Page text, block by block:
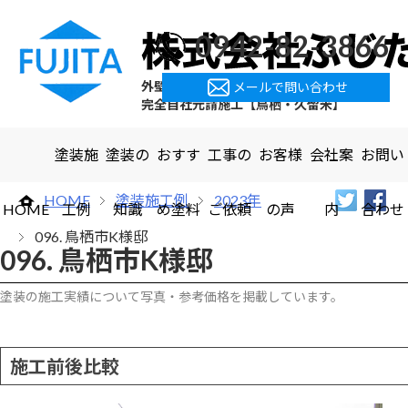
外壁塗装・屋根塗装・屋上防水
完全自社元請施工【鳥栖・久留米】
0942-82-3866
メールで問い合わせ
HOME
塗装施
工例
塗装の
知識
おすす
め塗料
工事の
ご依頼
お客様
の声
会社案
内
お問い
合わせ
HOME 塗装施工例 2023年
096. 鳥栖市K様邸
096. 鳥栖市K様邸
塗装の施工実績について写真・参考価格を掲載しています。
施工前後比較